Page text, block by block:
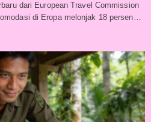
dari European Travel Commission
di Eropa melonjak 18 persen…